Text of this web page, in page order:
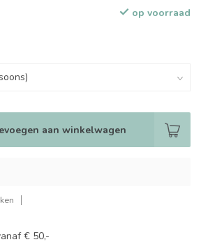
op voorraad
aan winkelwagen
€ 50,-